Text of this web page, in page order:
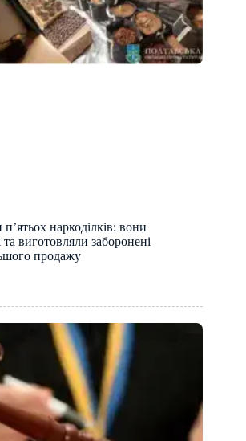
наркоділків: вони
виготовляли заборонені
продажу